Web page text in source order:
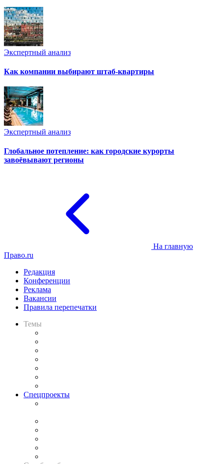
Экспертный анализ
Как компании выбирают штаб-квартиры
Экспертный анализ
Глобальное потепление: как городские курорты
завоёвывают регионы
На главную
Право.ru
Редакция
Конференции
Реклама
Вакансии
Правила перепечатки
Темы
Спецпроекты